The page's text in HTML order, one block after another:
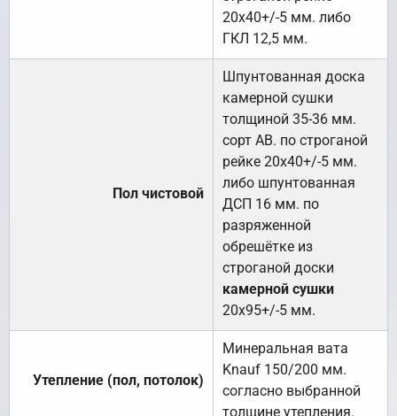
20х40+/-5 мм. либо
ГКЛ 12,5 мм.
Пол чистовой
Шпунтованная доска
камерной сушки
толщиной 35-36 мм.
сорт АВ. по строганой
рейке 20х40+/-5 мм.
либо шпунтованная
ДСП 16 мм. по
разряженной
обрешётке из
строганой доски
камерной сушки
20х95+/-5 мм.
Утепление (пол, потолок)
Минеральная вата
Knauf 150/200 мм.
согласно выбранной
толщине утепления.